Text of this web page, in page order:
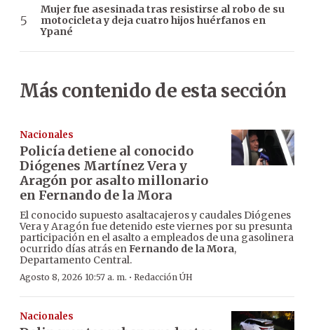
Mujer fue asesinada tras resistirse al robo de su
motocicleta y deja cuatro hijos huérfanos en
Ypané
Más contenido de esta sección
Nacionales
Policía detiene al conocido
Diógenes Martínez Vera y
Aragón por asalto millonario
en Fernando de la Mora
El conocido supuesto asaltacajeros y caudales Diógenes
Vera y Aragón fue detenido este viernes por su presunta
participación en el asalto a empleados de una gasolinera
ocurrido días atrás enFernando de la Mora,
Departamento Central.
Agosto 8, 2026 10:57 a. m. · Redacción ÚH
Nacionales